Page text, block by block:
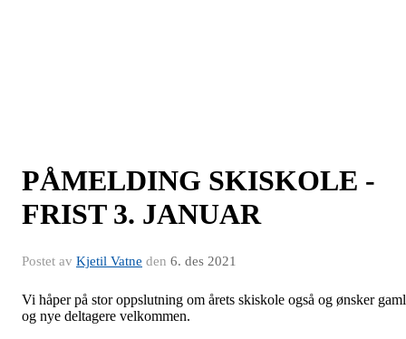
PÅMELDING SKISKOLE -
FRIST 3. JANUAR
Postet av Kjetil Vatne den 6. des 2021
Vi håper på stor oppslutning om årets skiskole også og ønsker
og nye deltagere velkommen.